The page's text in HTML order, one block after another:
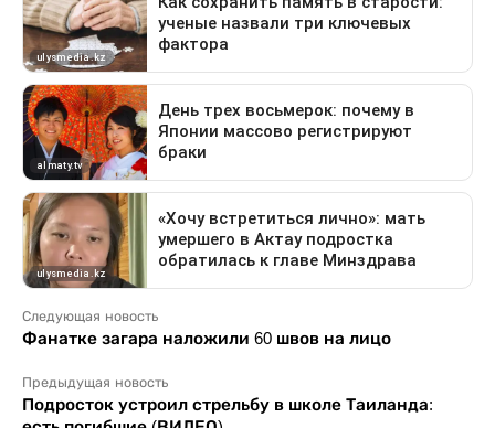
Следующая новость
Фанатке загара наложили 60 швов на лицо
Предыдущая новость
Подросток устроил стрельбу в школе Таиланда: